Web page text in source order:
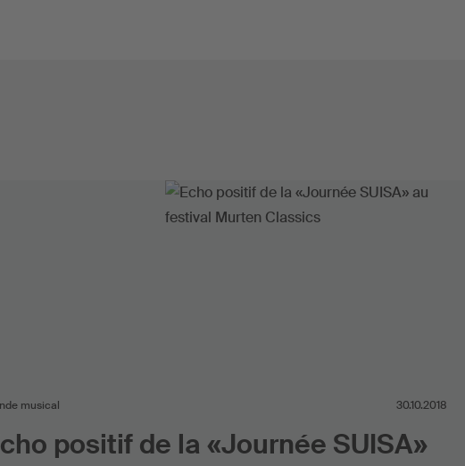
musical 30.10.2018
positif de la «Journée SUISA»